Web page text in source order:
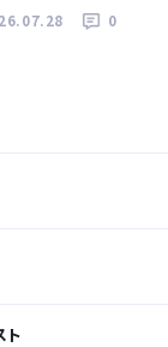
0
ト